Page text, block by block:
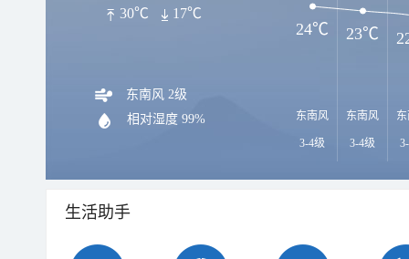
30℃ 17℃
东南风 2级
相对湿度 99% 东南风
3-4级
东南风
3-4级
24℃ 23℃
生活助手